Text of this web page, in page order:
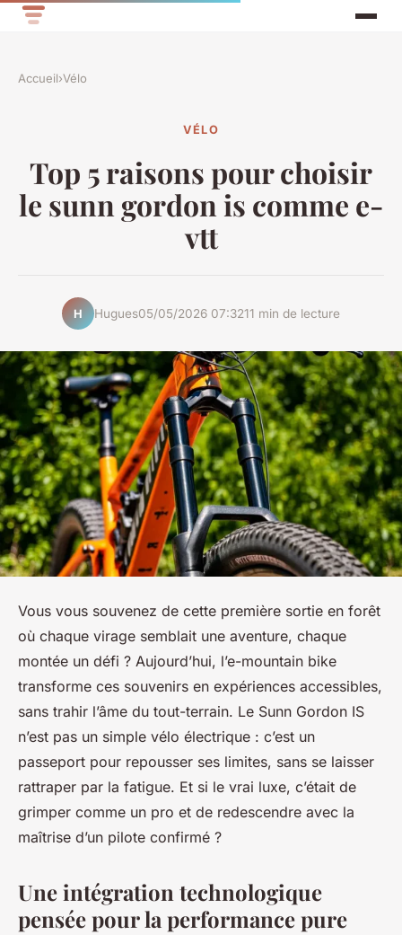
Accueil›Vélo
VÉLO
Top 5 raisons pour choisir
le sunn gordon is comme e-
vtt
H Hugues05/05/2026 07:3211 min de lecture
Vous vous souvenez de cette première sortie en forêt
où chaque virage semblait une aventure, chaque
montée un défi ? Aujourd’hui, l’e-mountain bike
transforme ces souvenirs en expériences accessibles,
sans trahir l’âme du tout-terrain. Le Sunn Gordon IS
n’est pas un simple vélo électrique : c’est un
passeport pour repousser ses limites, sans se laisser
rattraper par la fatigue. Et si le vrai luxe, c’était de
grimper comme un pro et de redescendre avec la
maîtrise d’un pilote confirmé ?
Une intégration technologique
pensée pour la performance pure